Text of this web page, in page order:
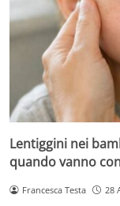
Lentiggini nei
quando vanno
Francesca Testa 28